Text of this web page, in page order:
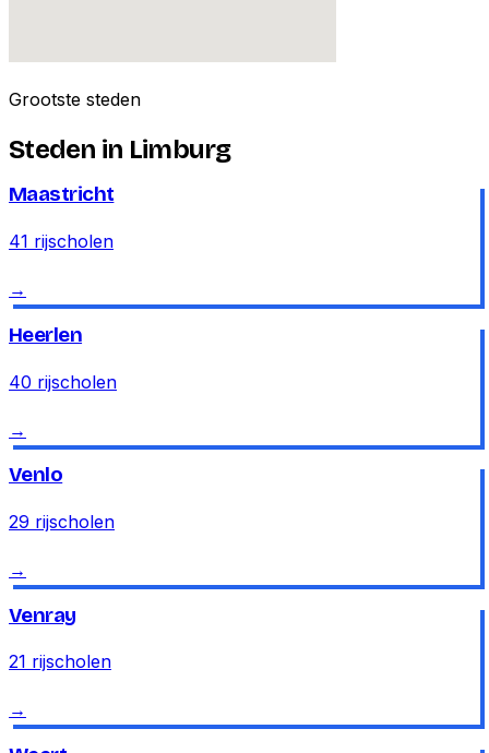
Grootste steden
Steden in Limburg
Maastricht
41 rijscholen
→
Heerlen
40 rijscholen
→
Venlo
29 rijscholen
→
Venray
21 rijscholen
→